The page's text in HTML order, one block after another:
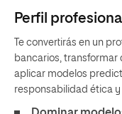
Perfil profesional
Te convertirás en un
bancarios,
aplicar modelos
responsabilidad ética